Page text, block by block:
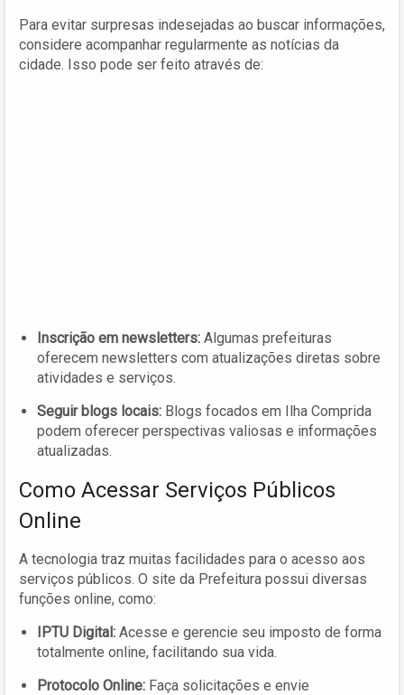
Para evitar surpresas indesejadas ao buscar informações,
considere acompanhar regularmente as notícias da
cidade. Isso pode ser feito através de:
Inscrição em newsletters: Algumas prefeituras
oferecem newsletters com atualizações diretas sobre
atividades e serviços.
Seguir blogs locais: Blogs focados em Ilha Comprida
podem oferecer perspectivas valiosas e informações
atualizadas.
Como Acessar Serviços Públicos
Online
A tecnologia traz muitas facilidades para o acesso aos
serviços públicos. O site da Prefeitura possui diversas
funções online, como:
IPTU Digital: Acesse e gerencie seu imposto de forma
totalmente online, facilitando sua vida.
Protocolo Online: Faça solicitações e envie